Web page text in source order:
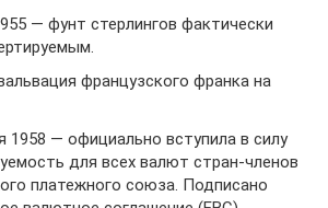
— фунт стерлингов фактически
французского франка на
1958 — официально вступила в силу
для всех валют стран-членов
платежного союза. Подписано